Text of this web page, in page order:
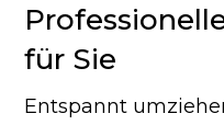
für Sie
Entspannt